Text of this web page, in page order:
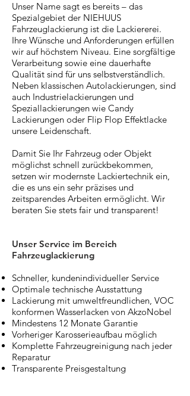
Unser Name sagt es bereits – das
Spezialgebiet der NIEHUUS
Fahrzeuglackierung ist die Lackiererei.
Ihre Wünsche und Anforderungen erfüllen
wir auf höchstem Niveau. Eine sorgfältige
Verarbeitung sowie eine dauerhafte
Qualität sind für uns selbstverständlich.
Neben klassischen Autolackierungen, sind
auch Industrielackierungen und
Speziallackierungen wie Candy
Lackierungen oder Flip Flop Effektlacke
unsere Leidenschaft.
Damit Sie Ihr Fahrzeug oder Objekt
möglichst schnell zurückbekommen,
setzen wir modernste Lackiertechnik ein,
die es uns ein sehr präzises und
zeitsparendes Arbeiten ermöglicht. Wir
beraten Sie stets fair und transparent!
Unser Service im Bereich
Fahrzeuglackierung
Schneller, kundenindividueller Service
Optimale technische Ausstattung
Lackierung mit umweltfreundlichen, VOC
konformen Wasserlacken von AkzoNobel
Mindestens 12 Monate Garantie
Vorheriger Karosserieaufbau möglich
Komplette Fahrzeugreinigung nach jeder
Reparatur
Transparente Preisgestaltung